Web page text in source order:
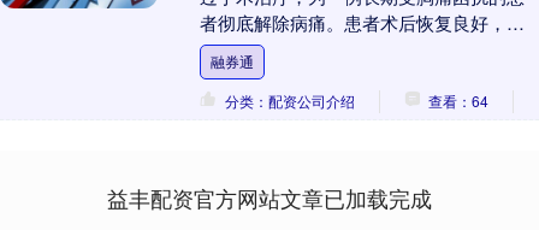
者彻底解除病痛。患者术后恢复良好，症
状消失，顺利出院。 患者王先生（化名）
六年前开始出现....
融券通
分类：配资公司介绍
查看：64
益丰配资官方网站文章已加载完成